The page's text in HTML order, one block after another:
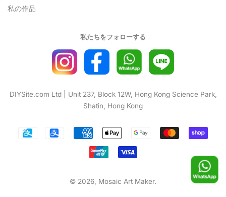
私の作品
私たちをフォローする
DIYSite.com Ltd | Unit 237, Block 12W, Hong Kong Science Park,
Shatin, Hong Kong
お
支
払
© 2026, Mosaic Art Maker.